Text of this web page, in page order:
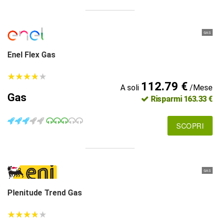
GAS
Enel Flex Gas
★★★★★
★★★★★
Gas
A soli 112.79 €/Mese
Risparmi 163.33 €
SCOPRI
GAS
Plenitude Trend Gas
★★★★★
★★★★★